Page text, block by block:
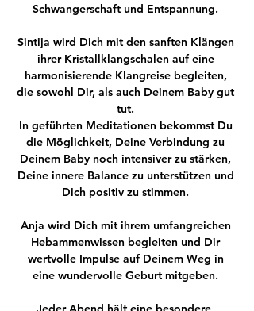
Schwangerschaft und Entspannung.
Sintija wird Dich mit den sanften Klängen
ihrer Kristallklangschalen auf eine
harmonisierende Klangreise begleiten,
die sowohl Dir, als auch Deinem Baby gut
tut.
In geführten Meditationen bekommst Du
die Möglichkeit, Deine Verbindung zu
Deinem Baby noch intensiver zu stärken,
Deine innere Balance zu unterstützen und
Dich positiv zu stimmen.
Anja wird Dich mit ihrem umfangreichen
Hebammenwissen begleiten und Dir
wertvolle Impulse auf Deinem Weg in
eine wundervolle Geburt mitgeben.